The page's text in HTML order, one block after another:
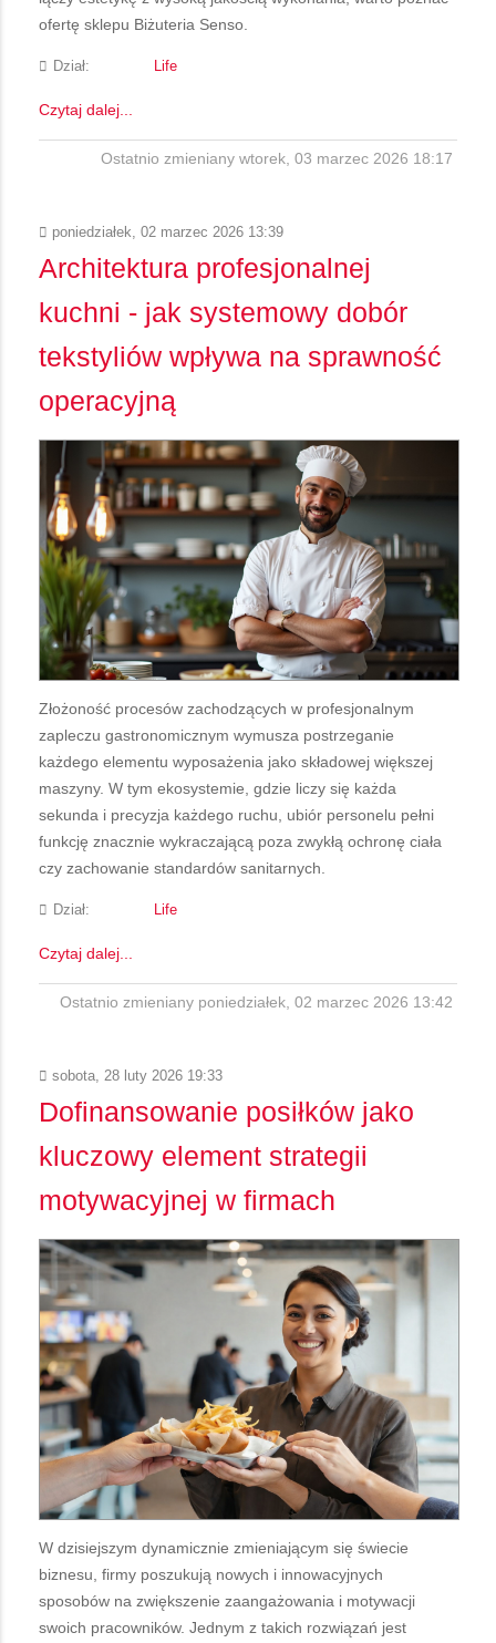
ofertę sklepu Biżuteria Senso.
Dział: Life
Czytaj dalej...
Ostatnio zmieniany wtorek, 03 marzec 2026 18:17
poniedziałek, 02 marzec 2026 13:39
Architektura profesjonalnej
kuchni - jak systemowy dobór
tekstyliów wpływa na sprawność
operacyjną
Złożoność procesów zachodzących w profesjonalnym
zapleczu gastronomicznym wymusza postrzeganie
każdego elementu wyposażenia jako składowej większej
maszyny. W tym ekosystemie, gdzie liczy się każda
sekunda i precyzja każdego ruchu, ubiór personelu pełni
funkcję znacznie wykraczającą poza zwykłą ochronę ciała
czy zachowanie standardów sanitarnych.
Dział: Life
Czytaj dalej...
Ostatnio zmieniany poniedziałek, 02 marzec 2026 13:42
sobota, 28 luty 2026 19:33
Dofinansowanie posiłków jako
kluczowy element strategii
motywacyjnej w firmach
W dzisiejszym dynamicznie zmieniającym się świecie
biznesu, firmy poszukują nowych i innowacyjnych
sposobów na zwiększenie zaangażowania i motywacji
swoich pracowników. Jednym z takich rozwiązań jest